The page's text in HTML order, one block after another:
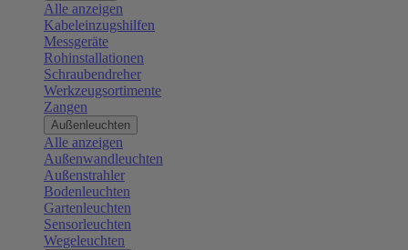
Alle anzeigen
Kabeleinzugshilfen
Messgeräte
Rohinstallationen
Schraubendreher
Werkzeugsortimente
Zangen
Außenleuchten
Alle anzeigen
Außenwandleuchten
Außenstrahler
Bodenleuchten
Gartenleuchten
Sensorleuchten
Wegeleuchten